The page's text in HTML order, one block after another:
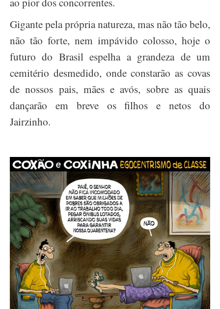
Gigante pela própria natureza, mas não tão belo,
não tão forte, nem impávido colosso, hoje o
futuro do Brasil espelha a grandeza de um
cemitério desmedido, onde constarão as covas
de nossos pais, mães e avós, sobre as quais
dançarão em breve os filhos e netos do
Jairzinho.